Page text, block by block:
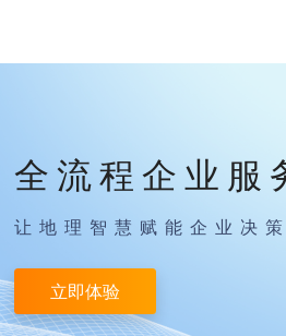
全流程企业
让地理智慧赋能企业决策
立即体验